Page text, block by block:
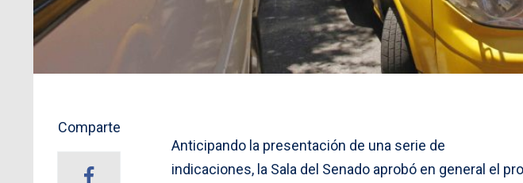
Comparte
Anticipando la presentación de una serie de
indicaciones, la Sala del Senado aprobó en general el